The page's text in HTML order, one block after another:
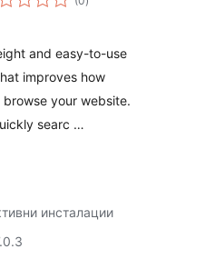
оценки
and easy-to-use
improves how
your website.
searc …
инсталации